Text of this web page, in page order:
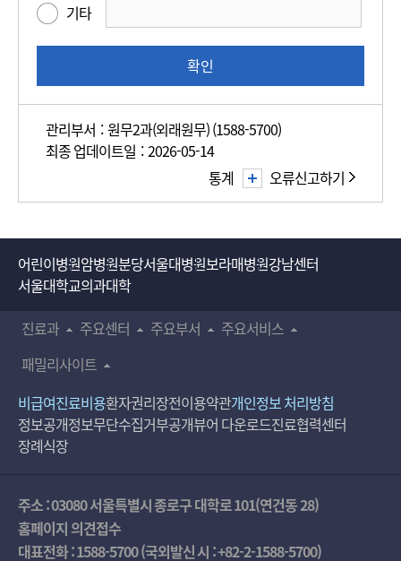
족
사
기타
확인
관리부서 : 원무2과(외래원무) (1588-5700)
최종 업데이트일 : 2026-05-14
오류신고하기
통계
어린이병원암병원분당서울대병원보라매병원강남센터
서울대학교의과대학
진료과
주요센터 주요부서
주요서비스
패밀리사이트
비급여진료비용환자권리장전이용약관개인정보 처리방침
정보공개정보무단수집거부공개뷰어 다운로드진료협력센터
장례식장
주소 : 03080 서울특별시 종로구 대학로 101(연건동 28)
홈페이지 의견접수
대표전화 :1588-5700(국외발신 시 :+82-2-1588-5700)